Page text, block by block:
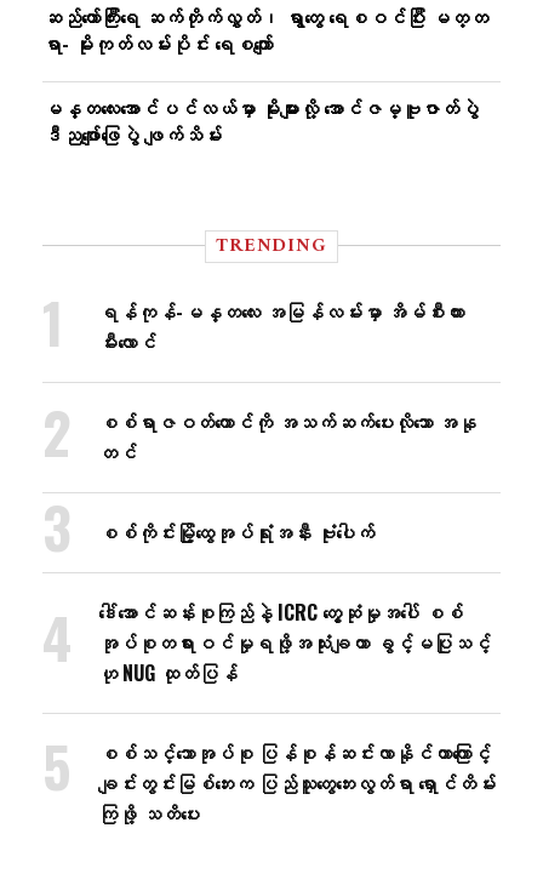
ဆည်တော်ကြီးရေ ဆက်တိုက်လွှတ်၊ ရွာတွေ ရေစဝင်ပြီး မတ္တ
ရာ- မိုးကုတ်လမ်းပိုင်း ရေစကျော်
မန္တလေးအောင်ပင်လယ်မှာ မိုးများလို့ အောင်ဇမ္ဗူဇာတ်ပွဲ
ဒီညဖျော်ဖြေပွဲ ဖျက်သိမ်း
TRENDING
ရန်ကုန်-မန္တလေး အမြန်လမ်းမှာ အိမ်စီးကား
မီးလောင်
စစ်ရာဇဝတ်ကောင်ကို အသက်ဆက်ပေးလိုသော အနု
တင်
စစ်ကိုင်းမြို့ထွေအုပ်ရုံးအနီး ဗုံးပေါက်
ဒေါ်အောင်ဆန်းစုကြည်နဲ့ ICRC တွေ့ဆုံမှုအပေါ် စစ်
အုပ်စုတရားဝင်မှုရဖို့အသုံးချတာ ခွင့်မပြုသင့်
ဟု NUG ထုတ်ပြန်
စစ်သင်္ဘောအုပ်စု ပြန်စုန်ဆင်းလာနိုင်တာကြောင့်
ချင်းတွင်းမြစ်ဘေးက ပြည်သူတွေဘေးလွတ်ရာ ရှောင်တိမ်း
ကြဖို့ သတိပေး